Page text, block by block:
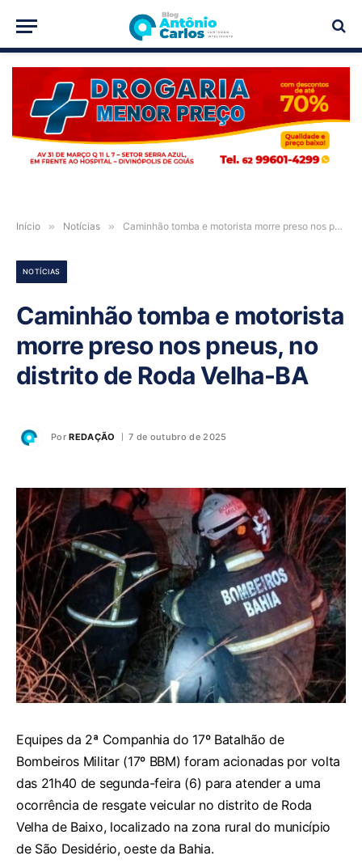
PUBLICIDADE
Início » Notícias » Caminhão tomba e motorista morre preso nos pneus, no distrito de Roda Velha-BA
NOTÍCIAS
Caminhão tomba e motorista
morre preso nos pneus, no
distrito de Roda Velha-BA
Por REDAÇÃO 7 de outubro de 2025
Equipes da 2ª Companhia do 17º Batalhão de
Bombeiros Militar (17º BBM) foram acionadas por volta
das 21h40 de segunda-feira (6) para atender a uma
ocorrência de resgate veicular no distrito de Roda
Velha de Baixo, localizado na zona rural do município
de São Desidério, oeste da Bahia.